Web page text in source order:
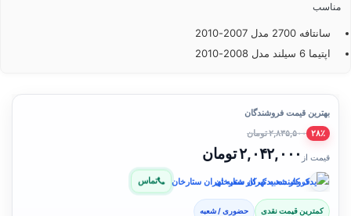
مناسب
سانتافه 2700 مدل 2007-2010
اپتیما 6 سیلند مدل 2008-2010
بهترین قیمت فروشندگان
۲۸٪ ۲,۸۳۵,۵۰۰ تومان
قیمت از ۲,۰۴۲,۰۰۰ تومان
فروشنده: یدک کار شعبه تهران ستارخان تماس
کمترین قیمت نقدی حضوری / شعبه